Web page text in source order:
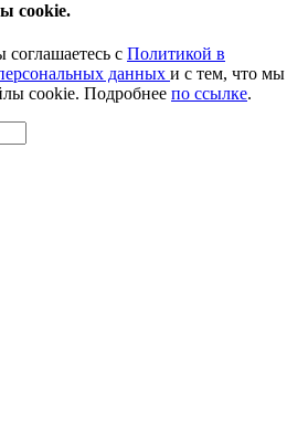
cookie.
с Политикой в
данных и с тем, что мы
cookie. Подробнее по ссылке.